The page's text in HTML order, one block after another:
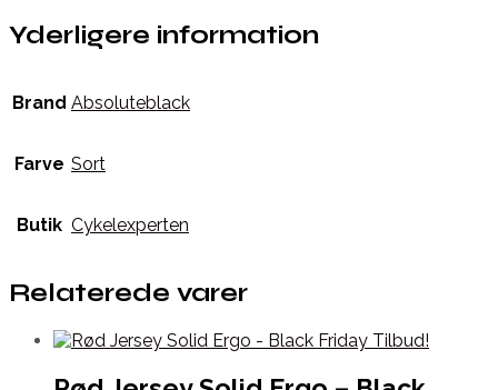
Yderligere information
Brand Absoluteblack
Farve Sort
Butik Cykelexperten
Relaterede varer